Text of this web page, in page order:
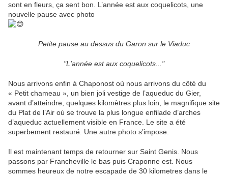
sont en fleurs, ça sent bon. L’année est aux coquelicots, une
nouvelle pause avec photo
Petite pause au dessus du Garon sur le Viaduc
"L'année est aux coquelicots..."
Nous arrivons enfin à Chaponost où nous arrivons du côté du
« Petit chameau », un bien joli vestige de l’aqueduc du Gier,
avant d’atteindre, quelques kilomètres plus loin, le magnifique site
du Plat de l’Air où se trouve la plus longue enfilade d’arches
d’aqueduc actuellement visible en France. Le site a été
superbement restauré. Une autre photo s’impose.
Il est maintenant temps de retourner sur Saint Genis. Nous
passons par Francheville le bas puis Craponne est. Nous
sommes heureux de notre escapade de 30 kilometres dans le